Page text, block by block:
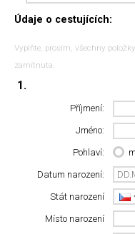
Údaje o cestujících:
Vyplňte, prosím, všechny
zamítnuta.
1.
Příjmení:
Jméno:
Pohlaví:
Datum narození:
Stát narození
Místo narození